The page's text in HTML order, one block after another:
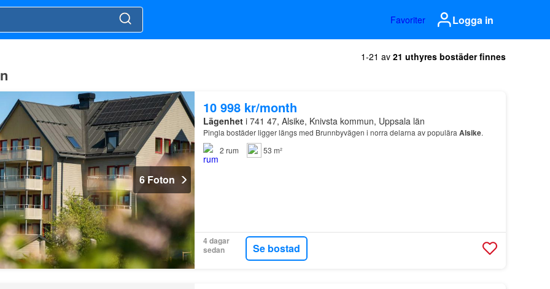
Favoriter Logga in
1-21 av 21 uthyres bostäder finnes
6 Foton
10 998 kr/month
Lägenheti 741 47, Alsike, Knivsta kommun, Uppsala län
Pingla bostäder ligger längs med Brunnbyvägen i norra delarna av populära Alsike.
2 rum 53 m²
4 dagar
sedan
Se bostad